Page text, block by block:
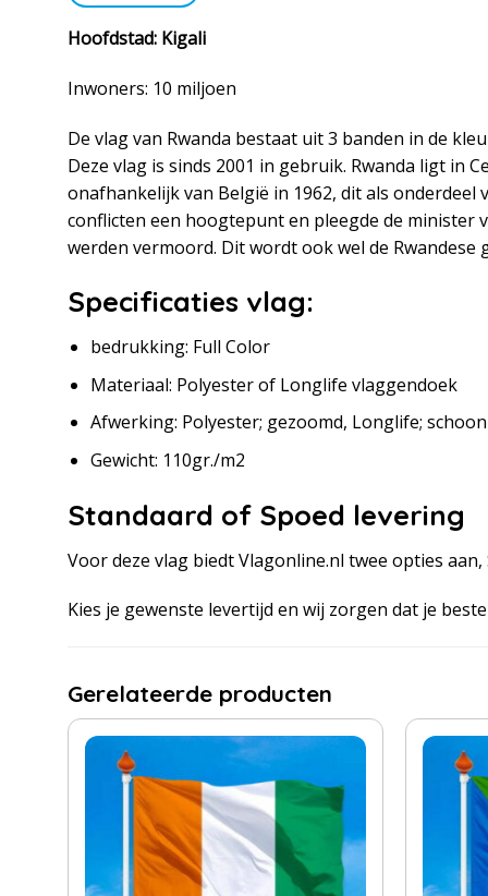
Hoofdstad: Kigali
Inwoners: 10 miljoen
De vlag van Rwanda bestaat uit 3 banden in de
Deze vlag is sinds 2001 in gebruik. Rwanda ligt in
onafhankelijk van België in 1962, dit als onderdeel
conflicten een hoogtepunt en pleegde de minister
werden vermoord. Dit wordt ook wel de Rwandese
Specificaties vlag:
bedrukking: Full Color
Materiaal: Polyester of Longlife vlaggendoek
Afwerking: Polyester; gezoomd, Longlife;
Gewicht: 110gr./m2
Standaard of Spoed levering
Voor deze vlag biedt Vlagonline.nl twee opties aan,
Kies je gewenste levertijd en wij zorgen dat je
Gerelateerde producten